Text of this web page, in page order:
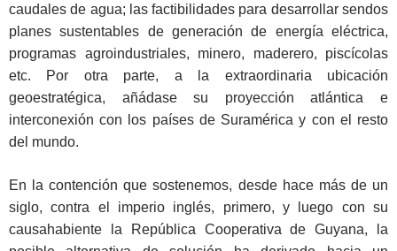
caudales de agua; las factibilidades para desarrollar sendos
planes sustentables de generación de energía eléctrica,
programas agroindustriales, minero, maderero, piscícolas
etc. Por otra parte, a la extraordinaria ubicación
geoestratégica, añádase su proyección atlántica e
interconexión con los países de Suramérica y con el resto
del mundo.
En la contención que sostenemos, desde hace más de un
siglo, contra el imperio inglés, primero, y luego con su
causahabiente la República Cooperativa de Guyana, la